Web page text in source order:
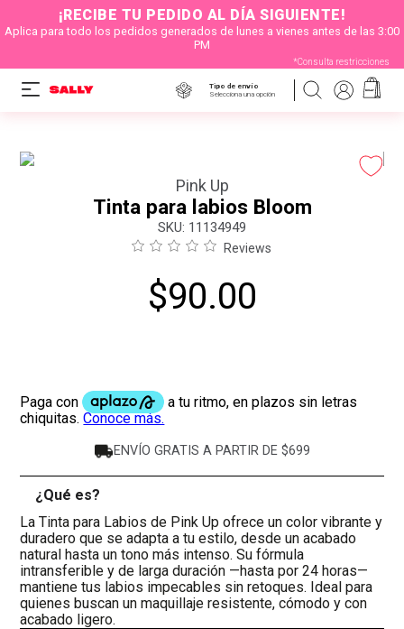
¡RECIBE TU PEDIDO AL DÍA SIGUIENTE!
Aplica para todo los pedidos generados de lunes a vienes antes de las 3:00
PM
*Consulta restricciones
Tipo de envío
Selecciona una opción
Pink Up
Tinta para labios Bloom
: 11134949
Reviews
$90.00
ENVÍO GRATIS A PARTIR DE $699
¿Qué es?
La Tinta para Labios de Pink Up ofrece un color vibrante y
duradero que se adapta a tu estilo, desde un acabado
natural hasta un tono más intenso. Su fórmula
intransferible y de larga duración —hasta por 24 horas—
mantiene tus labios impecables sin retoques. Ideal para
quienes buscan un maquillaje resistente, cómodo y con
acabado ligero.